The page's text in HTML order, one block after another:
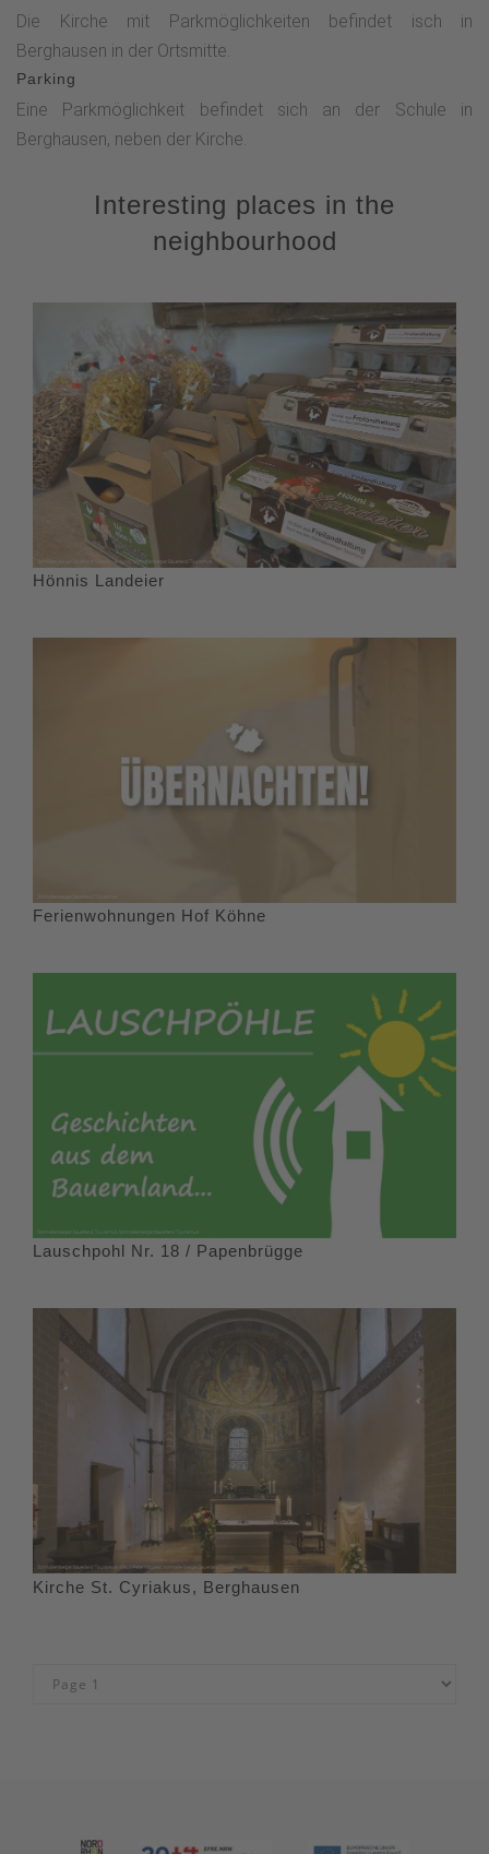
Die Kirche mit Parkmöglichkeiten befindet isch in
Berghausen in der Ortsmitte.
Parking
Eine Parkmöglichkeit befindet sich an der Schule in
Berghausen, neben der Kirche.
Interesting places in the
neighbourhood
Hönnis Landeier
Ferienwohnungen Hof Köhne
Lauschpohl Nr. 18 / Papenbrügge
Kirche St. Cyriakus, Berghausen